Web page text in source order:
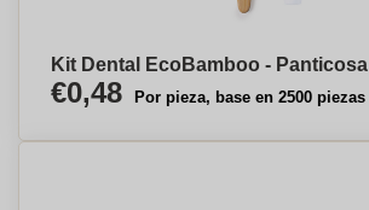
Kit Dental EcoBamboo - Panticosa
€0,48 Por pieza, base en 2500 piezas